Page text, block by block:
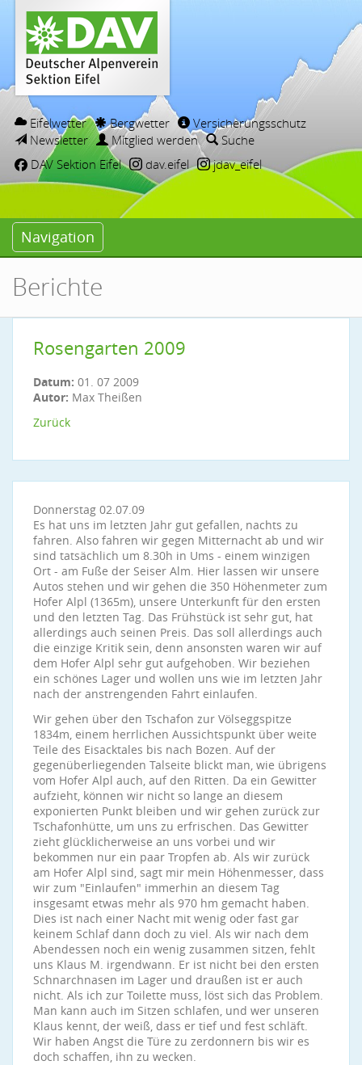
Eifelwetter Bergwetter
Versicherungsschutz
Newsletter
Mitglied werden
Suche
DAV Sektion Eifel
dav.eifel jdav_eifel
Navigation
Berichte
Rosengarten 2009
Datum: 01. 07 2009
Autor: Max Theißen
Zurück
Donnerstag 02.07.09
Es hat uns im letzten Jahr gut gefallen, nachts zu
fahren. Also fahren wir gegen Mitternacht ab und wir
sind tatsächlich um 8.30h in Ums - einem winzigen
Ort - am Fuße der Seiser Alm. Hier lassen wir unsere
Autos stehen und wir gehen die 350 Höhenmeter zum
Hofer Alpl (1365m), unsere Unterkunft für den ersten
und den letzten Tag. Das Frühstück ist sehr gut, hat
allerdings auch seinen Preis. Das soll allerdings auch
die einzige Kritik sein, denn ansonsten waren wir auf
dem Hofer Alpl sehr gut aufgehoben. Wir beziehen
ein schönes Lager und wollen uns wie im letzten Jahr
nach der anstrengenden Fahrt einlaufen.
Wir gehen über den Tschafon zur Völseggspitze
1834m, einem herrlichen Aussichtspunkt über weite
Teile des Eisacktales bis nach Bozen. Auf der
gegenüberliegenden Talseite blickt man, wie übrigens
vom Hofer Alpl auch, auf den Ritten. Da ein Gewitter
aufzieht, können wir nicht so lange an diesem
exponierten Punkt bleiben und wir gehen zurück zur
Tschafonhütte, um uns zu erfrischen. Das Gewitter
zieht glücklicherweise an uns vorbei und wir
bekommen nur ein paar Tropfen ab. Als wir zurück
am Hofer Alpl sind, sagt mir mein Höhenmesser, dass
wir zum "Einlaufen" immerhin an diesem Tag
insgesamt etwas mehr als 970 hm gemacht haben.
Dies ist nach einer Nacht mit wenig oder fast gar
keinem Schlaf dann doch zu viel. Als wir nach dem
Abendessen noch ein wenig zusammen sitzen, fehlt
uns Klaus M. irgendwann. Er ist nicht bei den ersten
Schnarchnasen im Lager und draußen ist er auch
nicht. Als ich zur Toilette muss, löst sich das Problem.
Man kann auch im Sitzen schlafen, und wer unseren
Klaus kennt, der weiß, dass er tief und fest schläft.
Wir haben Angst die Türe zu zerdonnern bis wir es
doch schaffen, ihn zu wecken.